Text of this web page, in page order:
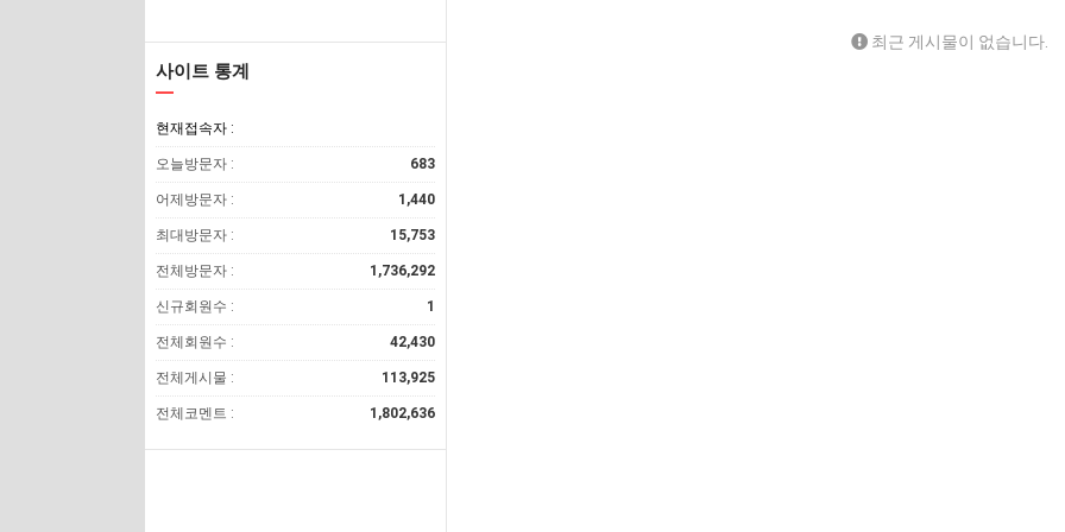
사이트 통계
현재접속자 :
오늘방문자 : 683
어제방문자 : 1,440
최대방문자 : 15,753
전체방문자 : 1,736,292
신규회원수 : 1
전체회원수 : 42,430
전체게시물 : 113,925
전체코멘트 : 1,802,636
최근 게시물이 없습니다.